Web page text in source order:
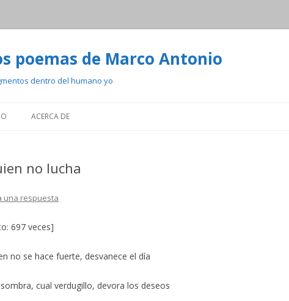
poemas de Marco Antonio
dentro del humano yo
ACERCA DE
no lucha
una respuesta
697 veces]
no se hace fuerte, desvanece el día
cual verdugillo, devora los deseos